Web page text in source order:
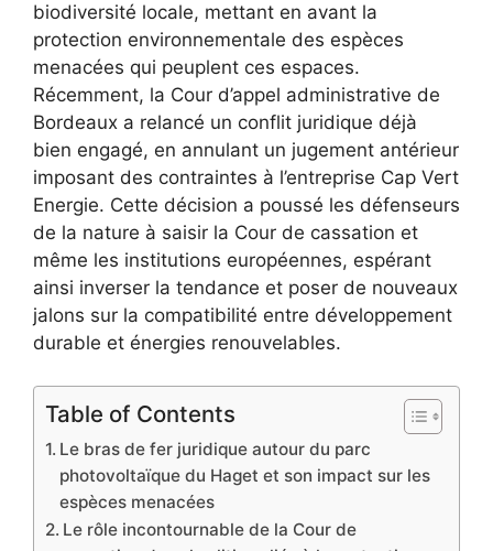
biodiversité locale, mettant en avant la
protection environnementale des espèces
menacées qui peuplent ces espaces.
Récemment, la Cour d’appel administrative de
Bordeaux a relancé un conflit juridique déjà
bien engagé, en annulant un jugement antérieur
imposant des contraintes à l’entreprise Cap Vert
Energie. Cette décision a poussé les défenseurs
de la nature à saisir la Cour de cassation et
même les institutions européennes, espérant
ainsi inverser la tendance et poser de nouveaux
jalons sur la compatibilité entre développement
durable et énergies renouvelables.
Table of Contents
Le bras de fer juridique autour du parc
photovoltaïque du Haget et son impact sur les
espèces menacées
Le rôle incontournable de la Cour de